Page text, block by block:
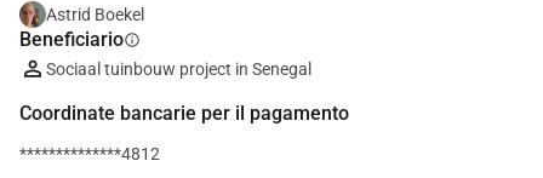
Astrid Boekel
Beneficiarioinfo
Sociaal tuinbouw project in Senegal
Coordinate bancarie per il pagamento
**************4812